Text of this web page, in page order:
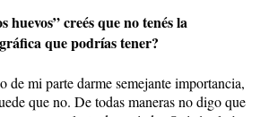
huevos” creés que no tenés la
que podrías tener?
de mi parte darme semejante importancia,
que no. De todas maneras no digo que